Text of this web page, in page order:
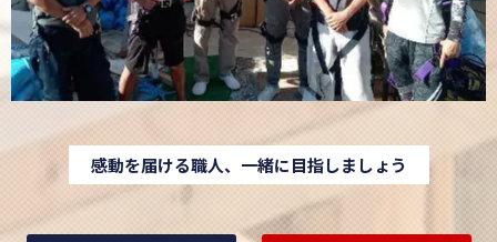
感動を届ける職人、一緒に目指しましょう